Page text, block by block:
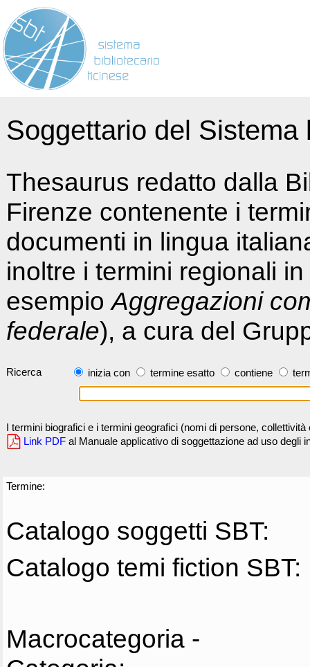
Soggettario del
Thesaurus redatto dalla
Firenze contenente i
documenti in lingua
inoltre i termini regionali
esempioAggregazioni
federale), a cura del
Ricerca inizia con termine esatto contiene
I termini biografici e i termini geografici (nomi di persone,
Link PDF al Manuale applicativo di soggettazione ad uso degli
Termine:
Catalogo soggetti SBT:
Catalogo temi fiction SBT:
Macrocategoria -